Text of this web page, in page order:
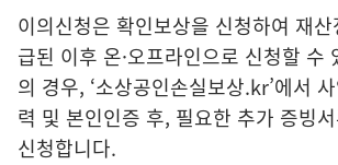
이의신청은 확인보상을 신청하여 재
급된 이후 온·오프라인으로 신청할 수
의 경우, ‘소상공인손실보상.kr’에서
력 및 본인인증 후, 필요한 추가 증빙
신청합니다.